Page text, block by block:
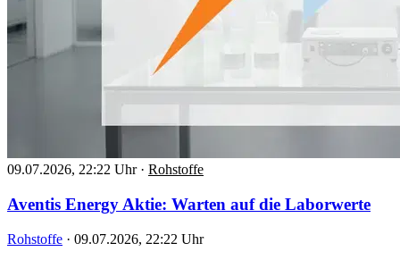
09.07.2026, 22:22 Uhr · Rohstoffe
Aventis Energy Aktie: Warten auf die Laborwerte
Rohstoffe · 09.07.2026, 22:22 Uhr